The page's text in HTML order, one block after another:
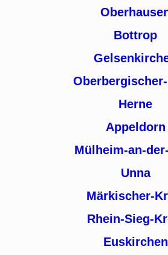
Bottrop
Herne
Appeldorn
Mülheim-an-
Unna
Märkischer-
Rhein-Sieg-
Euskirchen